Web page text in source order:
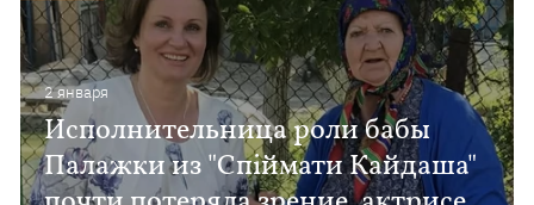
2 января
Исполнительница роли бабы
Палажки из "Спіймати Кайдаша"